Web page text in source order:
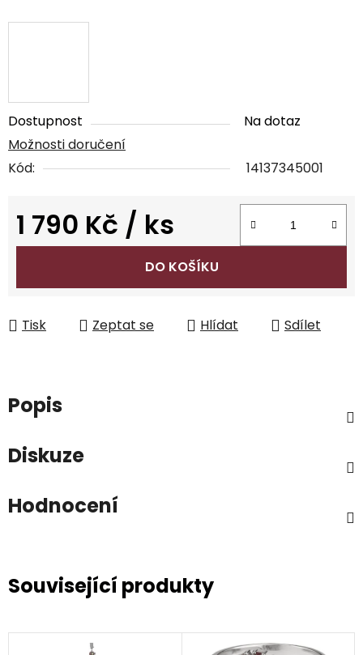
Dostupnost
Na dotaz
Možnosti doručení
Kód:
14137345001
1 790 Kč / ks
Měrná cena:
DO KOŠÍKU
Tisk Zeptat se Hlídat Sdílet
Popis
Diskuze
Hodnocení
Související produkty